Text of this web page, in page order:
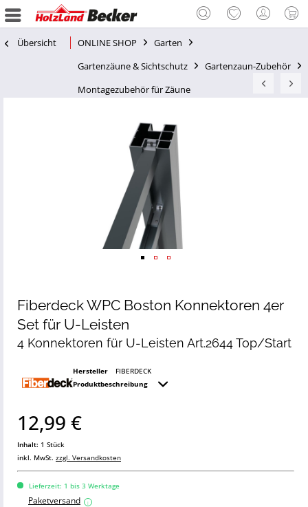
Übersicht ONLINE SHOP
Garten
Gartenzäune & Sichtschutz
Gartenzaun-Zubehör
Montagezubehör für Zäune
Fiberdeck WPC Boston Konnektoren 4er
Set für U-Leisten
4 Konnektoren für U-Leisten Art.2644 Top/Start
Hersteller
FIBERDECK
Produktbeschreibung
12,99 €
Inhalt: 1 Stück
inkl. MwSt. zzgl. Versandkosten
Lieferzeit: 1 bis 3 Werktage
Paketversand i